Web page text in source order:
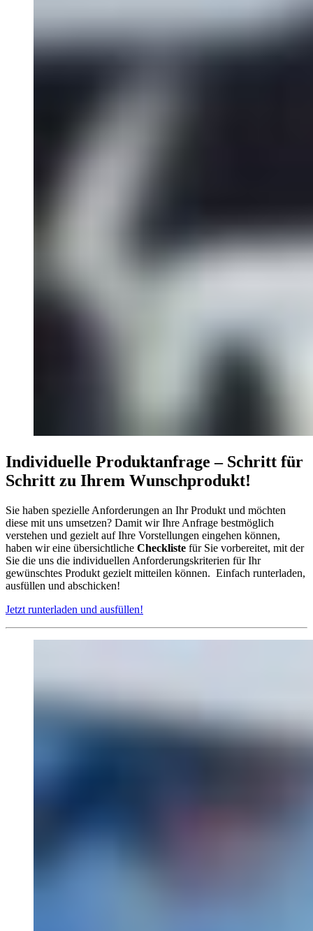
Individuelle Produktanfrage – Schritt für
Schritt zu Ihrem Wunschprodukt!
Sie haben spezielle Anforderungen an Ihr Produkt und möchten
diese mit uns umsetzen? Damit wir Ihre Anfrage bestmöglich
verstehen und gezielt auf Ihre Vorstellungen eingehen können,
haben wir eine übersichtliche Checkliste für Sie vorbereitet, mit der
Sie die uns die individuellen Anforderungskriterien für Ihr
gewünschtes Produkt gezielt mitteilen können. Einfach runterladen,
ausfüllen und abschicken!
Jetzt runterladen und ausfüllen!